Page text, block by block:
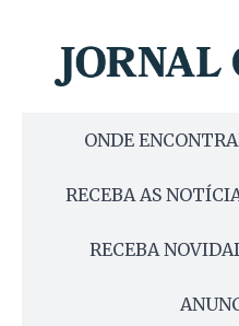
ONDE
RECEBA AS
RECEBA